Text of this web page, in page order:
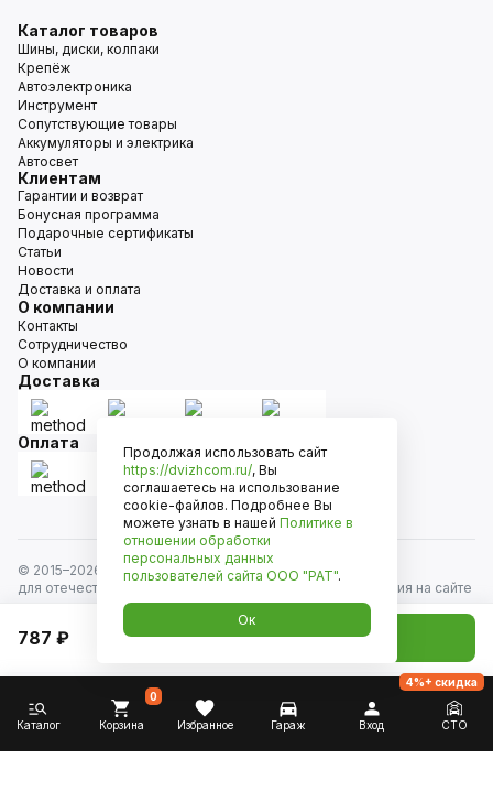
787 ₽ Добавить в корзину
Каталог товаров
Шины, диски, колпаки
Крепёж
Автоэлектроника
Инструмент
Сопутствующие товары
Аккумуляторы и электрика
Автосвет
Клиентам
Гарантии и возврат
Бонусная программа
Подарочные сертификаты
Статьи
Новости
Доставка и оплата
О компании
Контакты
Сотрудничество
О компании
Доставка
Оплата
© 2015–2026
Движком — сеть магазинов автозапчастей
для отечественных автомобилей и иномарок. Информация на сайте
носит исключительно информационный характер и не является
публичной офертой, определяемой положениями
ст. 437 Гражданского кодекса РФ. Все права защищены.
Каталог Корзина
0
Избранное Гараж Вход СТО
4%+ скидка
Продолжая использовать сайт
https://dvizhcom.ru/, Вы
соглашаетесь на использование
cookie-файлов. Подробнее Вы
можете узнать в нашей Политике в
отношении обработки
персональных данных
пользователей сайта ООО "РАТ".
Ок